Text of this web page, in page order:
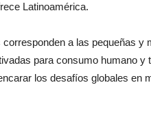
Latinoamérica.
a las pequeñas
para consumo humano y
los desafíos globales en